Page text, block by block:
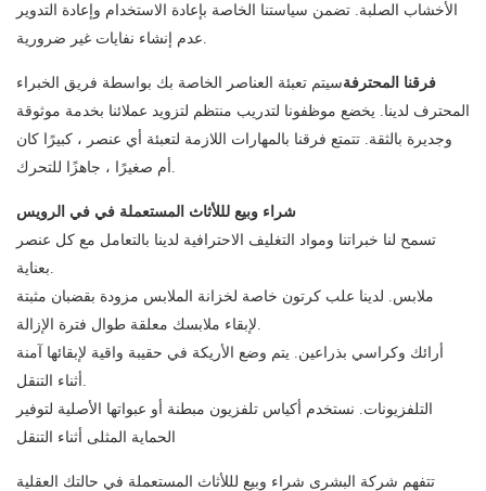
الأخشاب الصلبة. تضمن سياستنا الخاصة بإعادة الاستخدام وإعادة التدوير
فرقنا المحترفةسيتم تعبئة العناصر الخاصة بك بواسطة فريق الخبراء
المحترف لدينا. يخضع موظفونا لتدريب منتظم لتزويد عملائنا بخدمة موثوقة
وجديرة بالثقة. تتمتع فرقنا بالمهارات اللازمة لتعبئة أي عنصر ، كبيرًا كان
شراء وبيع لللأثاث المستعملة في في الرويس
تسمح لنا خبراتنا ومواد التغليف الاحترافية لدينا بالتعامل مع كل عنصر
ملابس. لدينا علب كرتون خاصة لخزانة الملابس مزودة بقضبان مثبتة
أرائك وكراسي بذراعين. يتم وضع الأريكة في حقيبة واقية لإبقائها آمنة
التلفزيونات. نستخدم أكياس تلفزيون مبطنة أو عبواتها الأصلية لتوفير
الحماية المثلى أثناء التنقل
تتفهم شركة البشرى شراء وبيع لللأثاث المستعملة في حالتك العقلية